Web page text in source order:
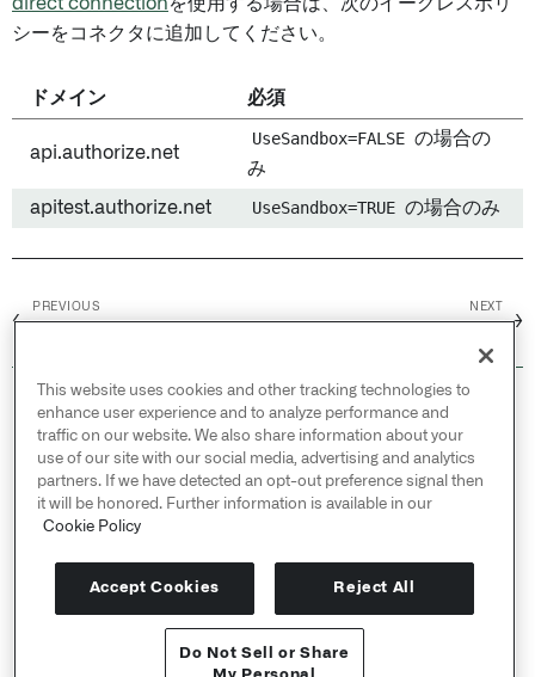
シーをコネクタに追加してください。
ドメイン 必須
api.authorize.net
UseSandbox=FALSE の場合の
み
apitest.authorize.net UseSandbox=TRUE の場合のみ
←
PREVIOUS NEXT
→
© 2026 Palantir Technologies Inc. All rights
reserved.
Cookies Statement ↗
Privacy Statement ↗
Terms of Use ↗
Do Not Sell or Share My Personal Information
This website uses cookies and other tracking technologies to
enhance user experience and to analyze performance and
traffic on our website. We also share information about your
use of our site with our social media, advertising and analytics
partners. If we have detected an opt-out preference signal then
it will be honored. Further information is available in our
Cookie Policy
Accept Cookies Reject All
Do Not Sell or Share